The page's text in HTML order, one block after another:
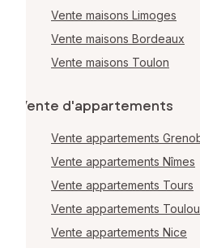
Vente maisons Limoges
Vente maisons Bordeaux
Vente maisons Toulon
Vente d'appartements
Vente appartements
Vente appartements Nîmes
Vente appartements Tours
Vente appartements
Vente appartements Nice